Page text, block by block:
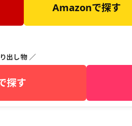
Amazonで探す
出し物 ／
探す